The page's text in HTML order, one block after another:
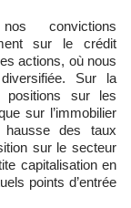
convictions
sur le crédit
actions, où nous
Sur la
positions sur les
sur l’immobilier
hausse des taux
sur le secteur
capitalisation en
points d’entrée